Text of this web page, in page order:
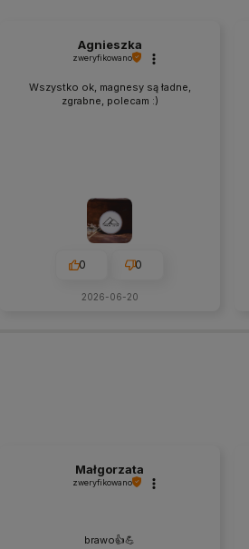
Agnieszka
zweryfikowano
Wszystko ok, magnesy są ładne,
zgrabne, polecam :)
0 0
2026-06-20
Małgorzata
zweryfikowano
brawo👍️💪